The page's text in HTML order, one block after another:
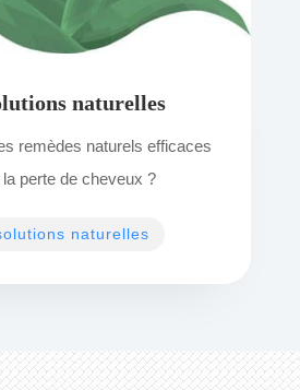
naturelles
remèdes naturels efficaces
perte de cheveux ?
naturelles